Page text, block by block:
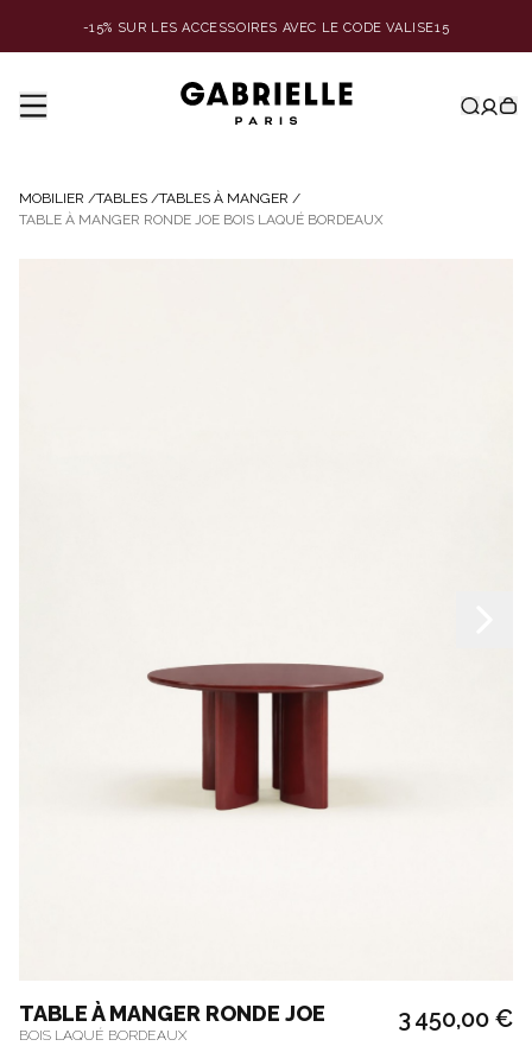
-15% SUR LES ACCESSOIRES AVEC LE CODE VALISE15
MOBILIER /TABLES /TABLES À MANGER /
TABLE À MANGER RONDE JOE BOIS LAQUÉ BORDEAUX
TABLE À MANGER RONDE JOE
BOIS LAQUÉ BORDEAUX
3 450,00 €